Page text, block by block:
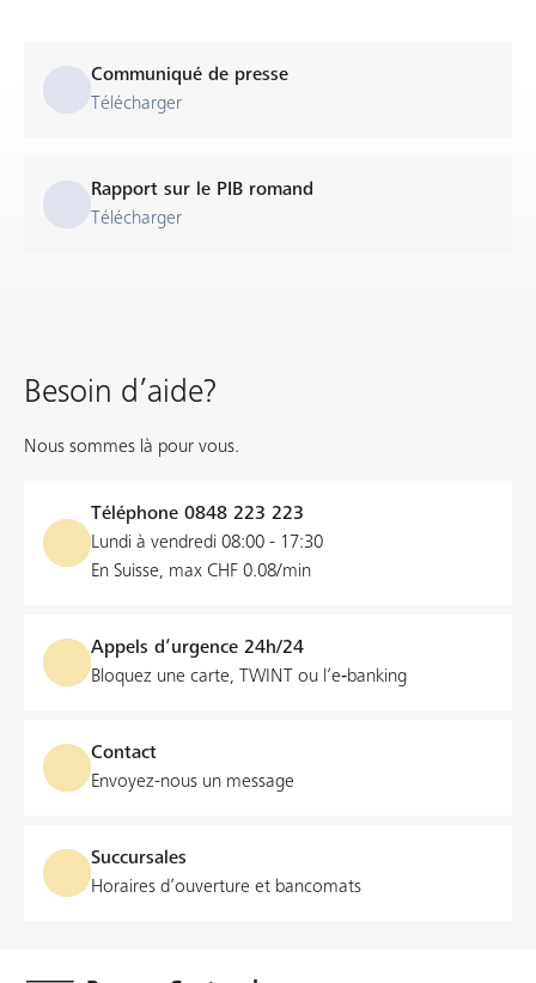
Communiqué de presse
Télécharger
Rapport sur le PIB romand
Télécharger
Besoin d’aide?
Nous sommes là pour vous.
Téléphone 0848 223 223
Lundi à vendredi 08:00 - 17:30
En Suisse, max CHF 0.08/min
Appels d’urgence 24h/24
Bloquez une carte, TWINT ou l’e‑banking
Contact
Envoyez-nous un message
Succursales
Horaires d’ouverture et bancomats